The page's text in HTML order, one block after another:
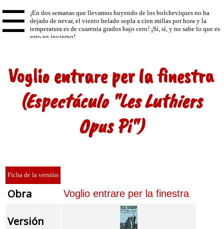
☰
Voglio entrare per la finestra
(Espectáculo "Les Luthiers
Opus Pi")
Ficha de la versión
Obra Voglio entrare per la finestra
Versión